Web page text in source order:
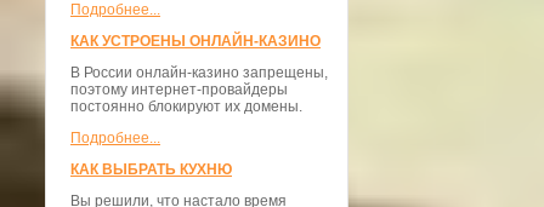
Подробнее...
КАК УСТРОЕНЫ ОНЛАЙН-КАЗИНО
В России онлайн-казино запрещены,
поэтому интернет-провайдеры
постоянно блокируют их домены.
Подробнее...
КАК ВЫБРАТЬ КУХНЮ
Вы решили, что настало время